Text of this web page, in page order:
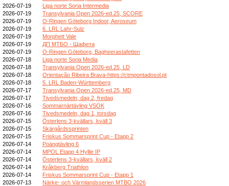
2026-07-19
Liga norte Soria Intermedia
2026-07-19
Transylvania Open 2026-ed.25, SCORE
2026-07-19
O-Ringen Göteborg Indoor, Aeroseum
2026-07-19
6. LRL Lahr-Sulz
2026-07-19
Morphett Vale
2026-07-19
ДП МТБО - Щафета
2026-07-19
O-Ringen Göteborg, Bagheerastafetten
2026-07-18
Liga norte Soria Media
2026-07-18
Transylvania Open 2026-ed.25, LD
2026-07-18
Orientação Ribeira Brava-https://ctmpontadosol.pt
2026-07-18
5. LRL Baden-Württemberg
2026-07-17
Transylvania Open 2026-ed.25, MD
2026-07-17
Tivedsmedeln, dag 2, fredag
2026-07-16
Sommarnärtävling VSOK
2026-07-16
Tivedsmedeln, dag 1, torsdag
2026-07-15
Österlens 3-kvällars, kväll 3
2026-07-15
Skärgårdssprinten
2026-07-15
Friskus Sommarsprint Cup - Etapp 2
2026-07-14
Poängtävling 6
2026-07-14
MPOL Etapp 4 Hyllie IP
2026-07-14
Österlens 3-kvällars, kväll 2
2026-07-14
Kråkberg Triathlon
2026-07-14
Friskus Sommarsprint Cup - Etapp 1
2026-07-13
Närke- och Värmlandsserien MTBO 2026